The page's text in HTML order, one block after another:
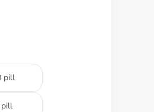
pill